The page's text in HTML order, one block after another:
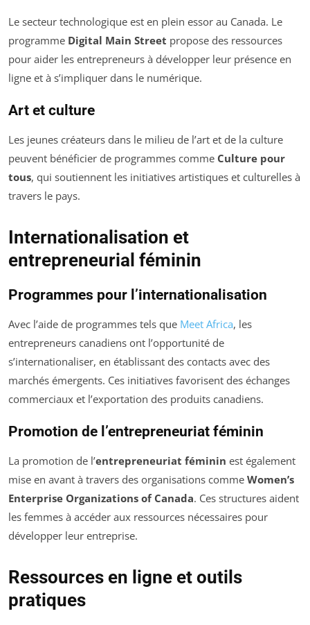
Le secteur technologique est en plein essor au Canada. Le
programme Digital Main Street propose des ressources
pour aider les entrepreneurs à développer leur présence en
ligne et à s’impliquer dans le numérique.
Art et culture
Les jeunes créateurs dans le milieu de l’art et de la culture
peuvent bénéficier de programmes comme Culture pour
tous, qui soutiennent les initiatives artistiques et culturelles à
travers le pays.
Internationalisation et
entrepreneurial féminin
Programmes pour l’internationalisation
Avec l’aide de programmes tels que Meet Africa, les
entrepreneurs canadiens ont l’opportunité de
s’internationaliser, en établissant des contacts avec des
marchés émergents. Ces initiatives favorisent des échanges
commerciaux et l’exportation des produits canadiens.
Promotion de l’entrepreneuriat féminin
La promotion de l’entrepreneuriat féminin est également
mise en avant à travers des organisations comme Women’s
Enterprise Organizations of Canada. Ces structures aident
les femmes à accéder aux ressources nécessaires pour
développer leur entreprise.
Ressources en ligne et outils
pratiques